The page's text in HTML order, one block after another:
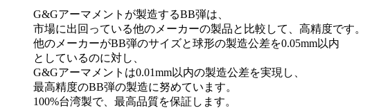
G&Gアーマメントが製造するBB弾は、
市場に出回っている他のメーカーの製品と比較して、高精度です。
他のメーカーがBB弾のサイズと球形の製造公差を0.05mm以内
としているのに対し、
G&Gアーマメントは0.01mm以内の製造公差を実現し、
最高精度のBB弾の製造に努めています。
100%台湾製で、最高品質を保証します。